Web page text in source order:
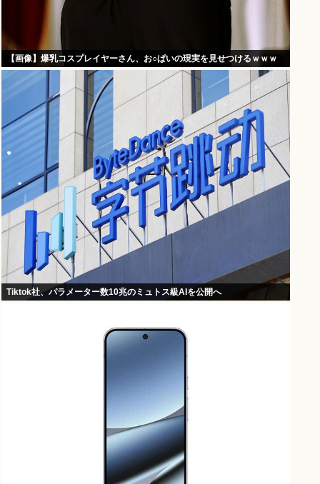
【画像】爆乳コスプレイヤーさん、お○ぱいの現実を見せつけるｗｗｗ
Tiktok社、パラメーター数10兆のミュトス級AIを公開へ